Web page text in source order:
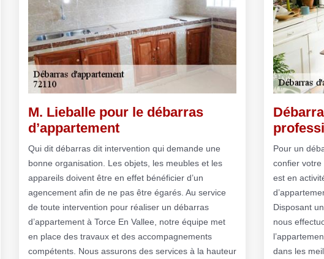
M. Lieballe pour le débarras
d’appartement
Qui dit débarras dit intervention qui demande une
bonne organisation. Les objets, les meubles et les
appareils doivent être en effet bénéficier d’un
agencement afin de ne pas être égarés. Au service
de toute intervention pour réaliser un débarras
d’appartement à Torce En Vallee, notre équipe met
en place des travaux et des accompagnements
compétents. Nous assurons des services à la hauteur
Pour un
confier votre
est en
Disposant
nous
dans les